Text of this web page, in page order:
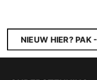
NIEUW HIER? PAK